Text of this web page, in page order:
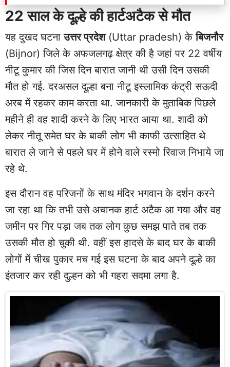
22 साल के दूल्हे की हार्टअटैक से मौत
यह दुखद घटनाउत्तर प्रदेश(Uttar pradesh) केबिजनौर
(Bijnor) जिले के अफजलगढ़ क्षेत्र की है जहां पर 22 वर्षीय
नीटू कुमार की जिस दिन बारात जानी थी उसी दिन उसकी
मौत हो गई. दरअसल दूल्हा बना नीटू इस्लामिक कंट्री सऊदी
अरब में रहकर काम करता था. जानकारी के मुताबिक पिछले
महीने ही वह शादी करने के लिए भारत आया था. शादी को
लेकर नीतू समेत घर के बाकी लोग भी काफी उत्साहित थे
बारात ले जाने से पहले घर में होने वाले रस्मो रिवाज निभाये जा
रहे थे.
इस दौरान वह परिजनों के साथ मंदिर भगवान के दर्शन करने
जा रहा था कि तभी उसे अचानक हार्ट अटैक आ गया और वह
जमीन पर गिर पड़ा जब तक लोग कुछ समझ पाते तब तक
उसकी मौत हो चुकी थी. वहीं इस हादसे के बाद घर के बाकी
लोगों में चीख पुकार मच गई इस घटना के बाद अपने दूल्हे का
इंतजार कर रही दुल्हन को भी गहरा सदमा लगा है.